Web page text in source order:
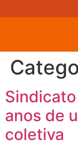
anos de
coletiva